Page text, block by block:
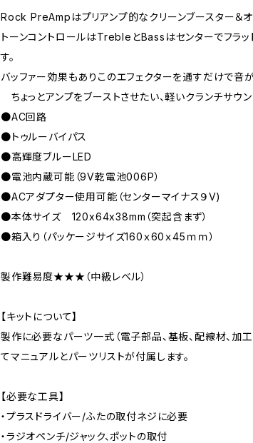
Rock PreAmpはプリアンプ的なクリーンブースター＆オ
トーンコントロールはTrebleとBassはセンターでフラ
す。
バッファー効果もありこのエフェクターを通すだけで音
ちょっとアンプをブーストさせたい、軽いクランチサウ
●AC回路
●トゥルーバイパス
●高輝度ブルーLED
●電池内蔵可能（9V乾電池006P）
●ACアダプター使用可能（センターマイナス９V)
●本体サイズ 120x64x38mm（突起含まず）
●箱入り（パッケージサイズ160ｘ60ｘ45ｍｍ）
製作難易度★★★（中級レベル）
【キットについて】
製作に必要なパーツ一式（電子部品、基板、配線材、加
てマニュアルとパーツリストが付属します。
【必要な工具】
・プラスドライバー/ふたの取付ネジに必要
・ラジオペンチ/ジャック、ポットの取付